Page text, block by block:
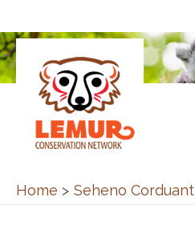
to
content
Home Seheno Corduant